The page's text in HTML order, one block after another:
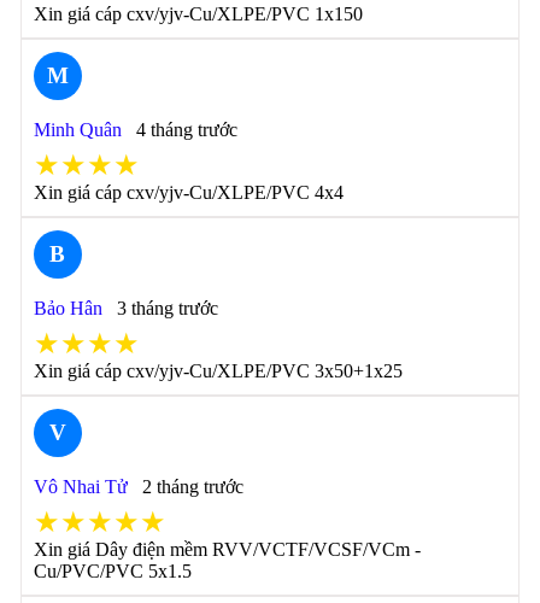
Xin giá cáp cxv/yjv-Cu/XLPE/PVC 1x150
M
Minh Quân 4 tháng trước
★★★★
Xin giá cáp cxv/yjv-Cu/XLPE/PVC 4x4
B
Bảo Hân 3 tháng trước
★★★★
Xin giá cáp cxv/yjv-Cu/XLPE/PVC 3x50+1x25
V
Vô Nhai Tử 2 tháng trước
★★★★★
Xin giá Dây điện mềm RVV/VCTF/VCSF/VCm -
Cu/PVC/PVC 5x1.5